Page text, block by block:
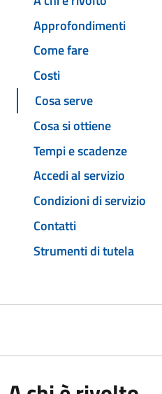
Approfondimenti
Come fare
Costi
Cosa serve
Cosa si ottiene
Tempi e scadenze
Accedi al servizio
Condizioni di servizio
Contatti
Strumenti di tutela